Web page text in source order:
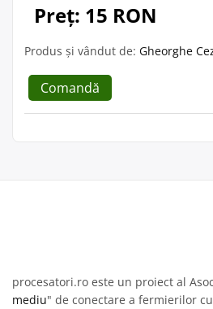
Preț: 15 RON
Produs și vândut de: Gheorghe
Comandă
procesatori.ro este un proiect al
mediu" de conectare a fermierilor